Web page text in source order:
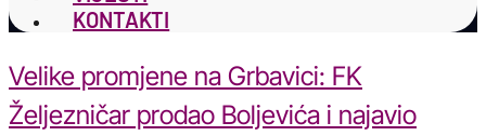
KONTAKTI
Velike promjene na Grbavici: FK
Željezničar prodao Boljevića i najavio